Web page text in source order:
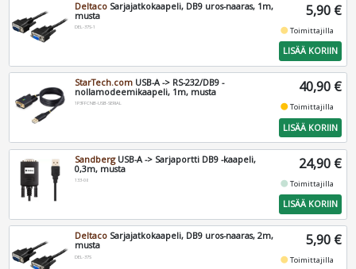
Deltaco Sarjajatkokaapeli, DB9 uros-naaras, 1m,
musta
DEL-37S-1
5,90 €
fiber_manual_recordToimittajilla
LISÄÄ KORIIN
StarTech.com USB-A -> RS-232/DB9 -
nollamodeemikaapeli, 1m, musta
1P3FFCNB-USB-SERIAL
40,90 €
fiber_manual_recordToimittajilla
LISÄÄ KORIIN
SandbergUSB-A -> Sarjaportti DB9 -kaapeli,
0,3m, musta
133-08
24,90 €
fiber_manual_recordToimittajilla
LISÄÄ KORIIN
Deltaco Sarjajatkokaapeli, DB9 uros-naaras, 2m,
musta
DEL-37S
5,90 €
fiber_manual_recordToimittajilla